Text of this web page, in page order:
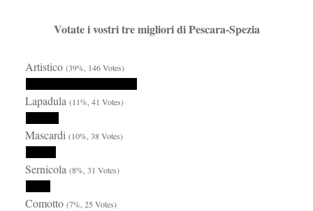
Votate i vostri tre migliori di Pescara-Spezia
Artistico(39%, 146 Votes)
Lapadula(11%, 41 Votes)
Mascardi(10%, 38 Votes)
Sernicola(8%, 31 Votes)
Comotto(7%, 25 Votes)